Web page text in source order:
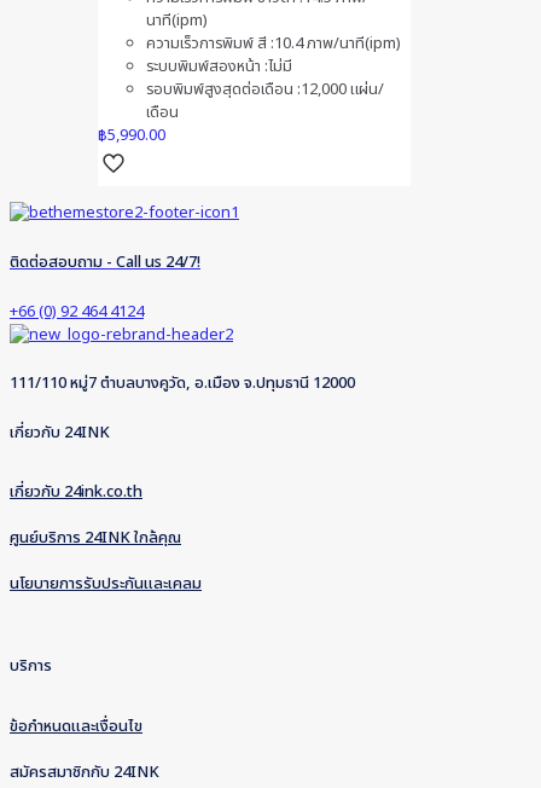
นาที(ipm)
ความเร็วการพิมพ์ สี :10.4 ภาพ/นาที(ipm)
ระบบพิมพ์สองหน้า :ไม่มี
รอบพิมพ์สูงสุดต่อเดือน :12,000 แผ่น/
เดือน
฿5,990.00
ติดต่อสอบถาม - Call us 24/7!
+66 (0) 92 464 4124
111/110 หมู่7 ตำบลบางคูวัด, อ.เมือง จ.ปทุมธานี 12000
เกี่ยวกับ 24INK
เกี่ยวกับ 24ink.co.th
ศูนย์บริการ 24INK ใกล้คุณ
นโยบายการรับประกันและเคลม
บริการ
ข้อกำหนดและเงื่อนไข
สมัครสมาชิกกับ 24INK